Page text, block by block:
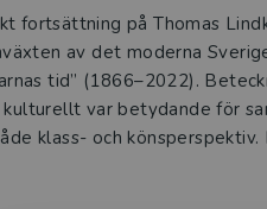
fortsättning på Thomas
av det moderna
tid” (1866–2022).
var betydande för
klass- och